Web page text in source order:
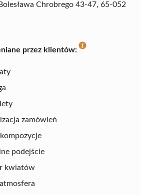
Chrobrego 43-47, 65-052
przez klientów:
zamówień
podejście
kwiatów